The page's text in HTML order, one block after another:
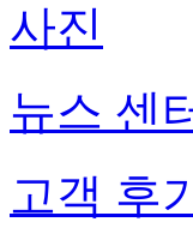
사진
뉴스 센
고객 후